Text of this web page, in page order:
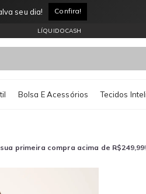
seu dia! Confira!
LÍQUIDOCASH
Bolsa E Acessórios Tecidos
primeira compra acima de R$249,99!
030 010 017